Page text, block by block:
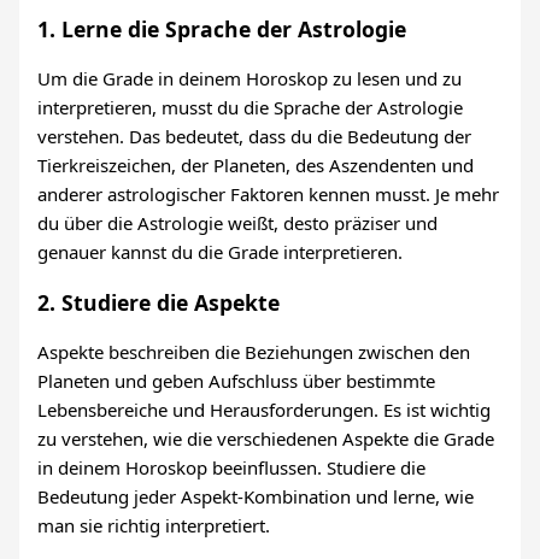
1. Lerne die Sprache der Astrologie
Um die Grade in deinem Horoskop zu lesen und zu
interpretieren, musst du die Sprache der Astrologie
verstehen. Das bedeutet, dass du die Bedeutung der
Tierkreiszeichen, der Planeten, des Aszendenten und
anderer astrologischer Faktoren kennen musst. Je mehr
du über die Astrologie weißt, desto präziser und
genauer kannst du die Grade interpretieren.
2. Studiere die Aspekte
Aspekte beschreiben die Beziehungen zwischen den
Planeten und geben Aufschluss über bestimmte
Lebensbereiche und Herausforderungen. Es ist wichtig
zu verstehen, wie die verschiedenen Aspekte die Grade
in deinem Horoskop beeinflussen. Studiere die
Bedeutung jeder Aspekt-Kombination und lerne, wie
man sie richtig interpretiert.